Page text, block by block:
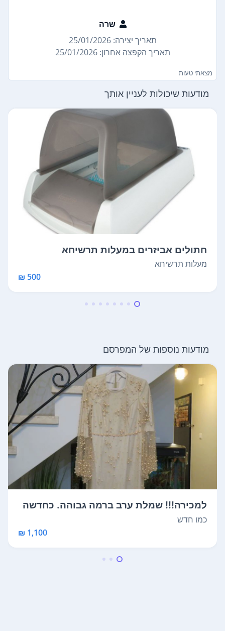
שרה
תאריך יצירה: 25/01/2026
תאריך הקפצה אחרון: 25/01/2026
מצאתי טעות
מודעות שיכולות לעניין אותך
חתולים אביזרים במעלות תרשיחא
מעלות תרשיחא
500 ₪
מודעות נוספות של המפרסם
למכירה!!! שמלת ערב ברמה גבוהה. כחדשה
נלב...
כמו חדש
1,100 ₪